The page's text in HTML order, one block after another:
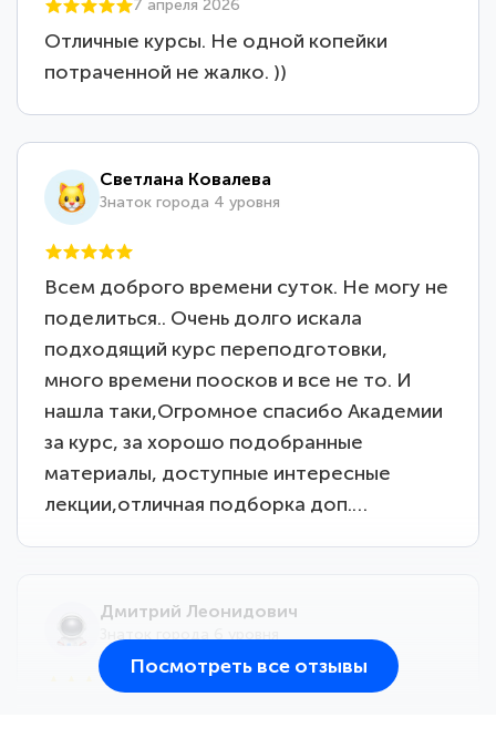
7 апреля 2026
Отличные курсы. Не одной копейки
потраченной не жалко. ))
Светлана Ковалева
Знаток города 4 уровня
Всем доброго времени суток. Не могу не
поделиться.. Очень долго искала
подходящий курс переподготовки,
много времени поосков и все не то. И
нашла таки,Огромное спасибо Академии
за курс, за хорошо подобранные
материалы, доступные интересные
лекции,отличная подборка доп.…
Дмитрий Леонидович
Посмотреть все отзывы